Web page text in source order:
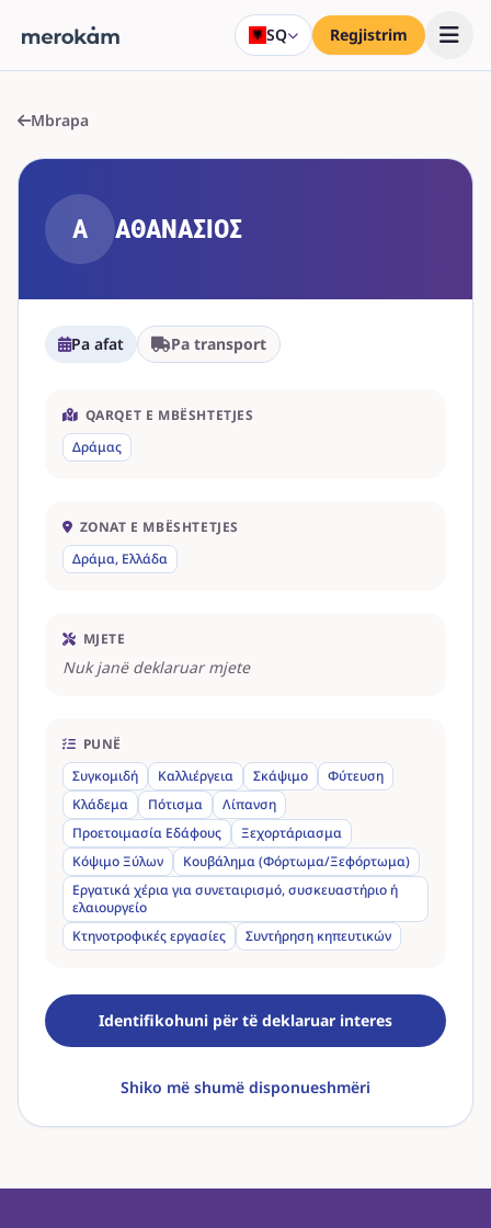
SQ Regjistrim
Mbrapa
Α ΑΘΑΝΑΣΙΟΣ
Pa afat Pa transport
QARQET E MBËSHTETJES
Δράμας
ZONAT E MBËSHTETJES
Δράμα, Ελλάδα
MJETE
Nuk janë deklaruar mjete
PUNË
Συγκομιδή
Καλλιέργεια Σκάψιμο
Φύτευση
Κλάδεμα
Πότισμα
Λίπανση
Προετοιμασία Εδάφους
Ξεχορτάριασμα
Κόψιμο Ξύλων
Κουβάλημα (Φόρτωμα/Ξεφόρτωμα)
Εργατικά χέρια για συνεταιρισμό, συσκευαστήριο ή
ελαιουργείο
Κτηνοτροφικές εργασίες
Συντήρηση κηπευτικών
Identifikohuni për të deklaruar interes
Shiko më shumë disponueshmëri